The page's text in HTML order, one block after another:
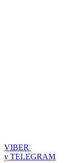
VIBER
у TELEGRAM